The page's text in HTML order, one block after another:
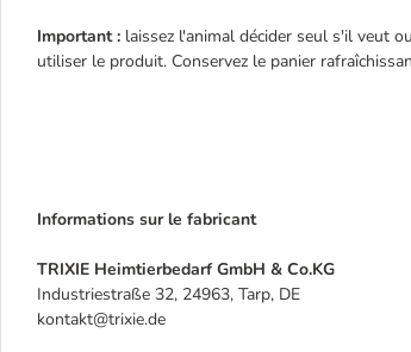
Important : laissez l'animal décider seul s'il veut
utiliser le produit. Conservez le panier
Informations sur le fabricant
TRIXIE Heimtierbedarf GmbH & Co.KG
Industriestraße 32, 24963, Tarp, DE
kontakt@trixie.de